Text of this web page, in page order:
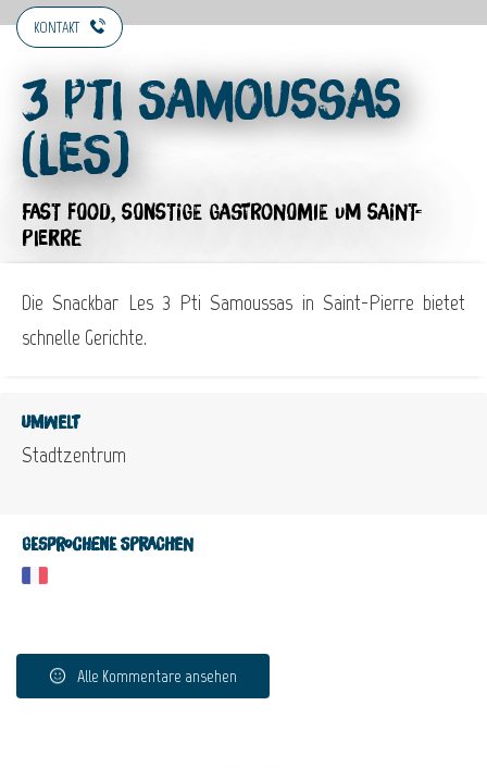
KONTAKT
3 Pti Samoussas
(Les)
FAST FOOD, SONSTIGE GASTRONOMIE UM SAINT-
PIERRE
Die Snackbar Les 3 Pti Samoussas in Saint-Pierre bietet
schnelle Gerichte.
Umwelt
Stadtzentrum
Gesprochene Sprachen
Alle Kommentare ansehen